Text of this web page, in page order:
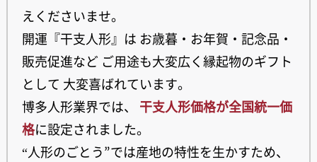
えくださいませ。
開運『干支人形』は お歳暮・お年賀・記念品・
販売促進など ご用途も大変広く縁起物のギフト
として 大変喜ばれています。
博多人形業界では、 干支人形価格が全国統一価
格に設定されました。
“人形のごとう”では産地の特性を生かすため、